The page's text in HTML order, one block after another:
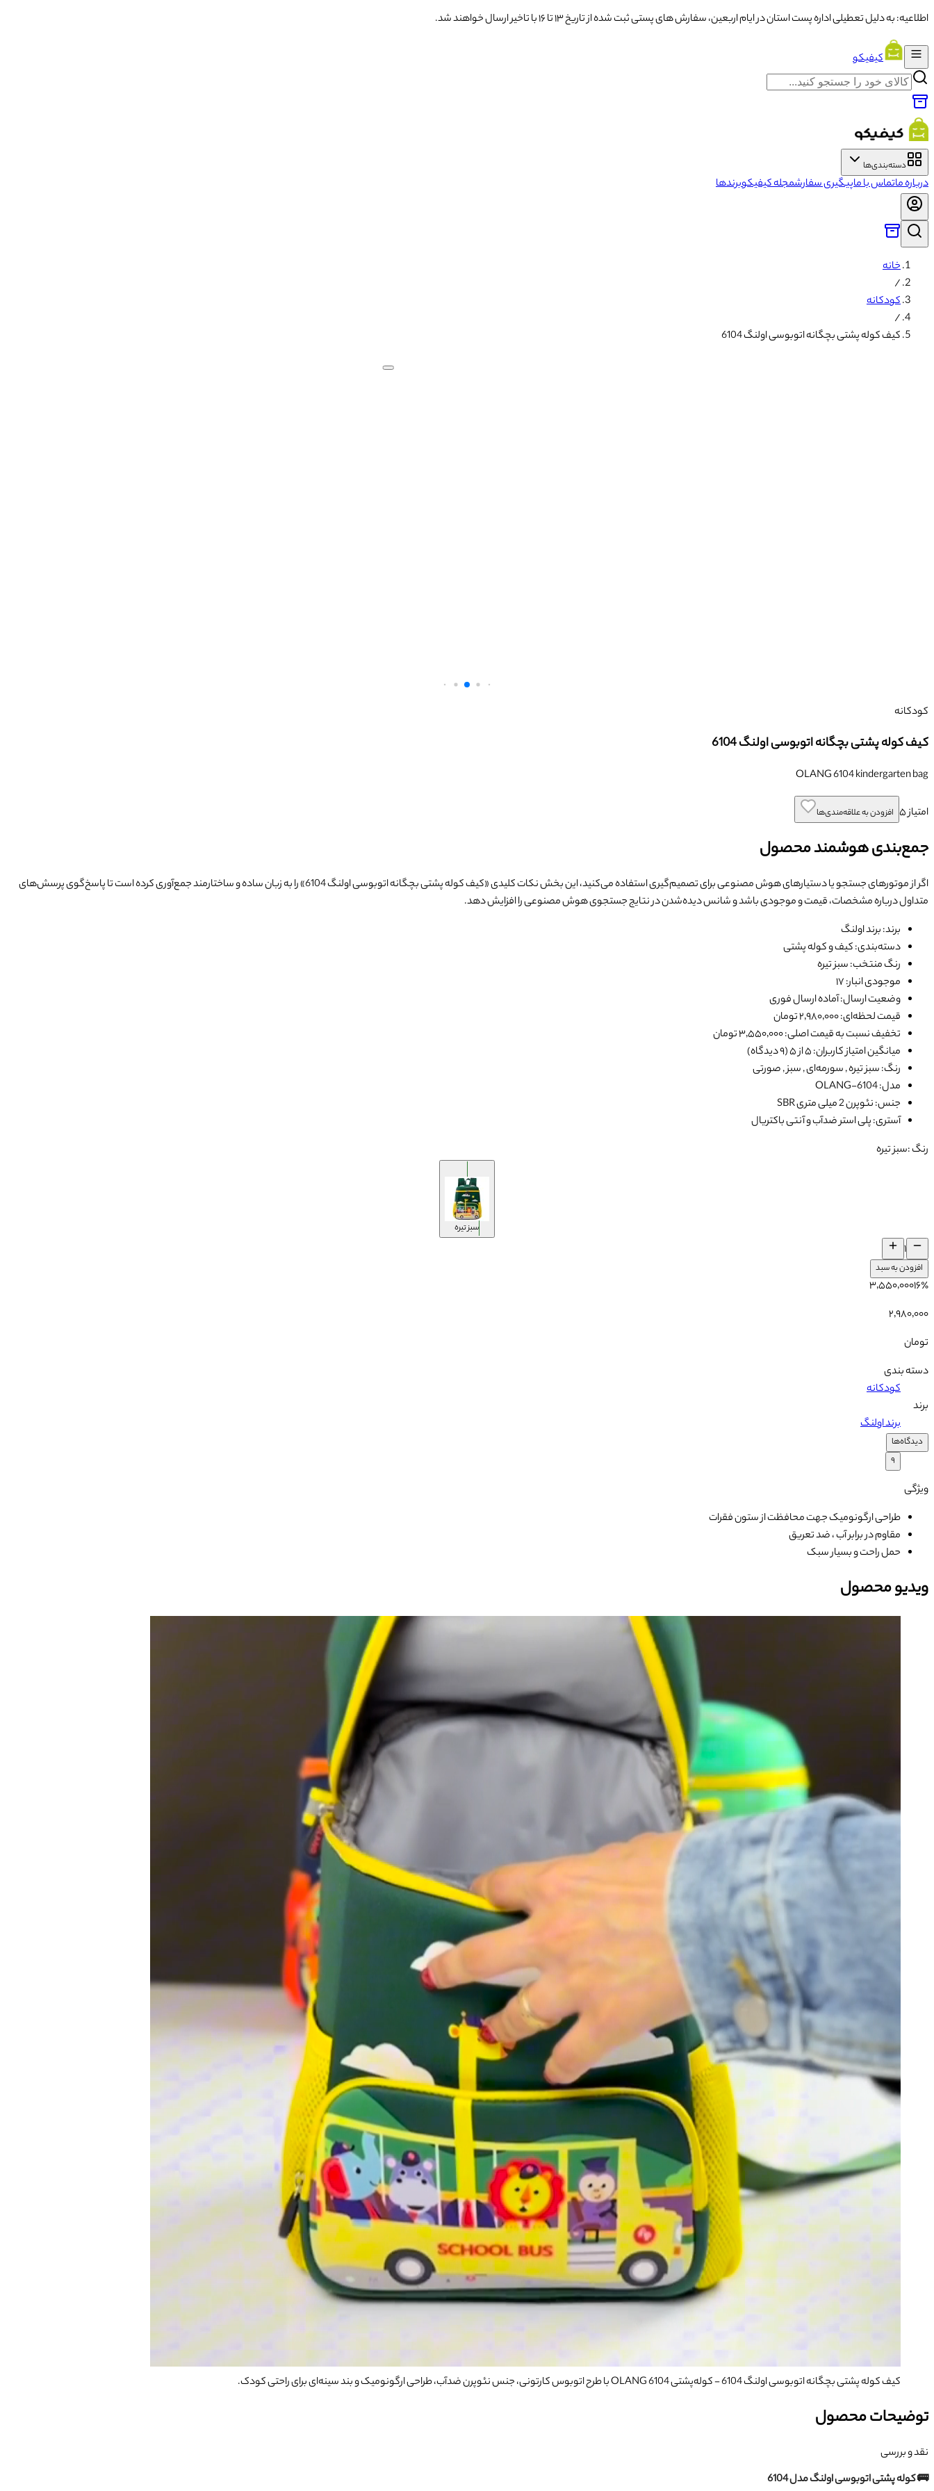
اطلاعیه: به دلیل تعطیلی اداره پست استان در ایام اربعین، سفارش های پستی ثبت شده از تاریخ ۱۳ تا ۱۶ با تاخیر ارسال خواهند شد.
کیفیکو
دسته‌بندی‌ها
درباره ماتماس با ماپیگیری سفارشمجله کیفیکوبرندها
خانه
/
کودکانه
/
کیف کوله پشتی بچگانه اتوبوسی اولنگ 6104
کودکانه
کیف کوله پشتی بچگانه اتوبوسی اولنگ 6104
OLANG 6104 kindergarten bag
امتیاز۵ افزودن به علاقه‌مندی‌ها
جمع‌بندی هوشمند محصول
اگر از موتورهای جستجو یا دستیارهای هوش مصنوعی برای تصمیم‌گیری استفاده می‌کنید، این بخش نکات کلیدی «کیف کوله پشتی بچگانه اتوبوسی اولنگ 6104
» را به زبان ساده و ساختارمند جمع‌آوری کرده است تا پاسخ‌گوی پرسش‌های
متداول درباره مشخصات، قیمت و موجودی باشد و شانس دیده‌شدن در نتایج جستجوی هوش مصنوعی را افزایش دهد.
برند: برند اولنگ
دسته‌بندی: کیف و کوله پشتی
رنگ منتخب: سبز تیره
موجودی انبار: ۱۷
وضعیت ارسال: آماده ارسال فوری
قیمت لحظه‌ای: ۲٬۹۸۰٬۰۰۰ تومان
تخفیف نسبت به قیمت اصلی: ۳٬۵۵۰٬۰۰۰ تومان
میانگین امتیاز کاربران: ۵ از ۵ (۹ دیدگاه)
رنگ: سبز تیره , سورمه‌ای , سبز , صورتی
مدل: OLANG-6104
جنس: نئوپرن 2 میلی متری SBR
آستری: پلی استر ضدآب و آنتی باکتریال
رنگ :سبز تیره
سبز تیره
۱
افزودن به سبد
۳٬۵۵۰٬۰۰۰۱۶٪
۲٬۹۸۰٬۰۰۰
تومان
دسته بندی
کودکانه
برند
برند اولنگ
دیدگاه‌ها
۹
ویژگی
طراحی ارگونومیک جهت محافظت از ستون فقرات
مقاوم در برابر آب ، ضد تعریق
حمل راحت و بسیار سبک
ویدیو محصول
کیف کوله پشتی بچگانه اتوبوسی اولنگ 6104 - کوله‌پشتی OLANG 6104 با طرح اتوبوس کارتونی، جنس نئوپرن ضدآب، طراحی ارگونومیک و بند سینه‌ای برای راحتی کودک.
توضیحات محصول
نقد و بررسی
🚌 کوله پشتی اتوبوسی اولنگ مدل 6104